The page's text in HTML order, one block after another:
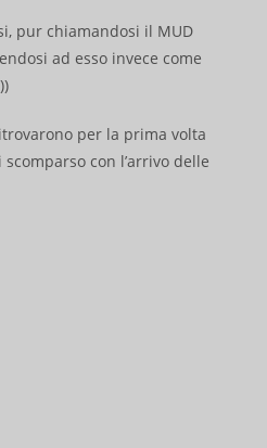
pur chiamandosi il MUD
ad esso invece come
per la prima volta
con l’arrivo delle